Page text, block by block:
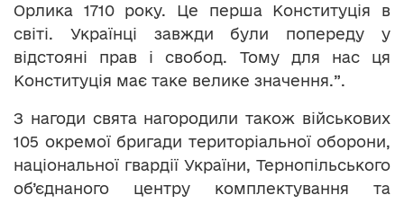
Орлика 1710 року. Це перша Конституція в
світі. Українці завжди були попереду у
відстояні прав і свобод. Тому для нас ця
Конституція має таке велике значення.”.
З нагоди свята нагородили також військових
105 окремої бригади територіальної оборони,
національної гвардії України, Тернопільського
об’єднаного центру комплектування та